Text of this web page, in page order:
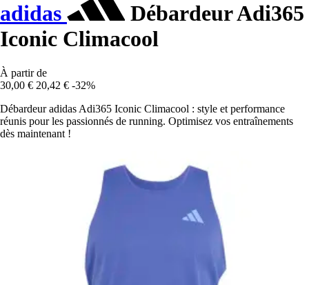
adidas
Débardeur Adi365
Iconic Climacool
À partir de
30,00 € 20,42 € -32%
Débardeur adidas Adi365 Iconic Climacool : style et performance
réunis pour les passionnés de running. Optimisez vos entraînements
dès maintenant !